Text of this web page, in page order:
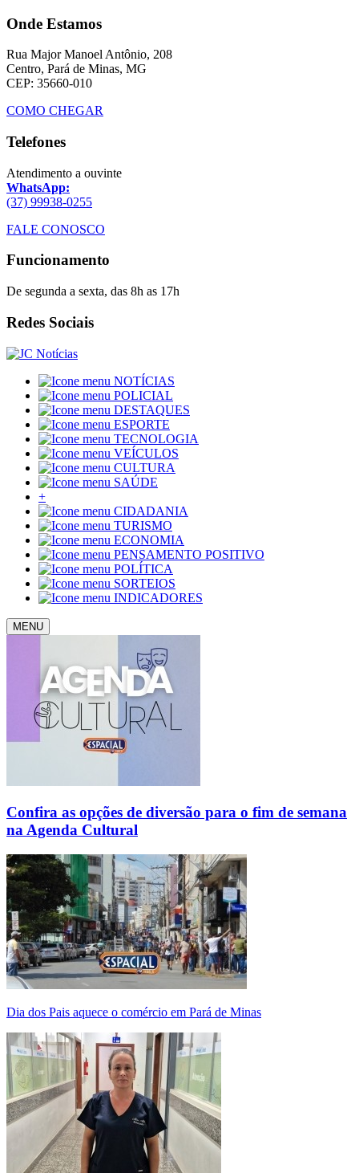
Onde Estamos
Rua Major Manoel Antônio, 208
Centro, Pará de Minas, MG
CEP: 35660-010
COMO CHEGAR
Telefones
Atendimento a ouvinte
WhatsApp:
(37) 99938-0255
FALE CONOSCO
Funcionamento
De segunda a sexta, das 8h as 17h
Redes Sociais
NOTÍCIAS
POLICIAL
DESTAQUES
ESPORTE
TECNOLOGIA
VEÍCULOS
CULTURA
SAÚDE
+
CIDADANIA
TURISMO
ECONOMIA
PENSAMENTO POSITIVO
POLÍTICA
SORTEIOS
INDICADORES
MENU
Confira as opções de diversão para o fim de semana
na Agenda Cultural
Dia dos Pais aquece o comércio em Pará de Minas